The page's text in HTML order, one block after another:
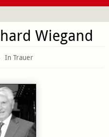
Wiegand
In Trauer